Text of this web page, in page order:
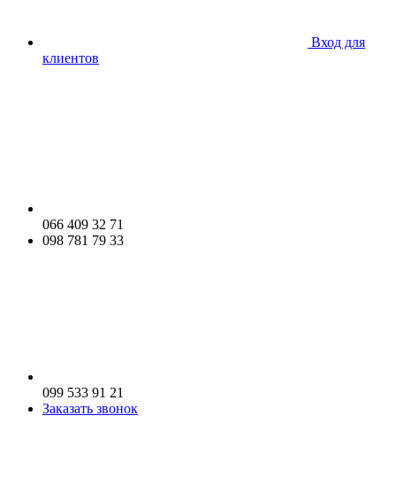
Вход для
клиентов
066 409 32 71
098 781 79 33
099 533 91 21
Заказать звонок